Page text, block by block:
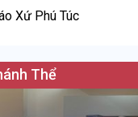
Xứ Phú Túc
Thể